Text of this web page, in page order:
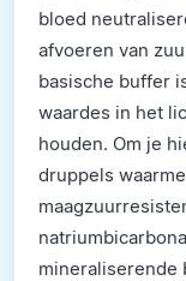
bloed
afvoeren van
basische buffer
waardes in het
houden. Om je
druppels
mineraliserende